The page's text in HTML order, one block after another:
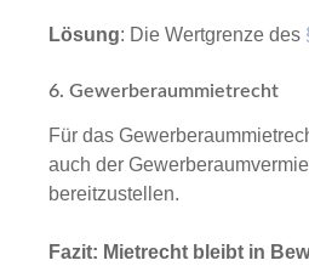
Lösung: Die Wertgrenze des
6. Gewerberaummietrecht
Für das
auch der
bereitzustellen.
Fazit: Mietrecht bleibt in